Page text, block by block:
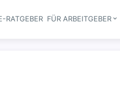
RATGEBER FÜR ARBEITGEBER